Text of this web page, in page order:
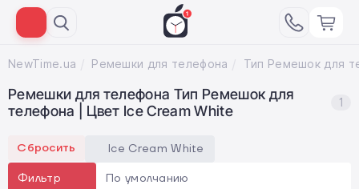
NewTime.ua Ремешки для телефона
Ремешки для телефона Тип Ремешок для
телефона | Цвет Ice Cream White
1
Сбросить Ice Cream White
Фильтр По умолчанию